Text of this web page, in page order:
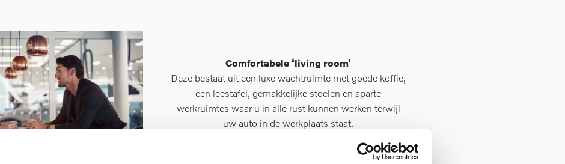
Comfortabele ‘living room’
Deze bestaat uit een luxe wachtruimte met goede koffie,
een leestafel, gemakkelijke stoelen en aparte
werkruimtes waar u in alle rust kunnen werken terwijl
uw auto in de werkplaats staat.